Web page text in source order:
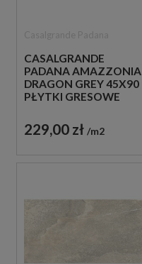
CASALGRANDE
PADANA AMAZZONIA
DRAGON GREY 45X90
PŁYTKI GRESOWE
229,00 zł m2